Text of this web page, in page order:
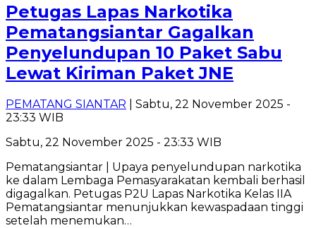
Petugas Lapas Narkotika
Pematangsiantar Gagalkan
Penyelundupan 10 Paket Sabu
Lewat Kiriman Paket JNE
PEMATANG SIANTAR | Sabtu, 22 November 2025 -
23:33 WIB
Sabtu, 22 November 2025 - 23:33 WIB
Pematangsiantar | Upaya penyelundupan narkotika
ke dalam Lembaga Pemasyarakatan kembali berhasil
digagalkan. Petugas P2U Lapas Narkotika Kelas IIA
Pematangsiantar menunjukkan kewaspadaan tinggi
setelah menemukan…